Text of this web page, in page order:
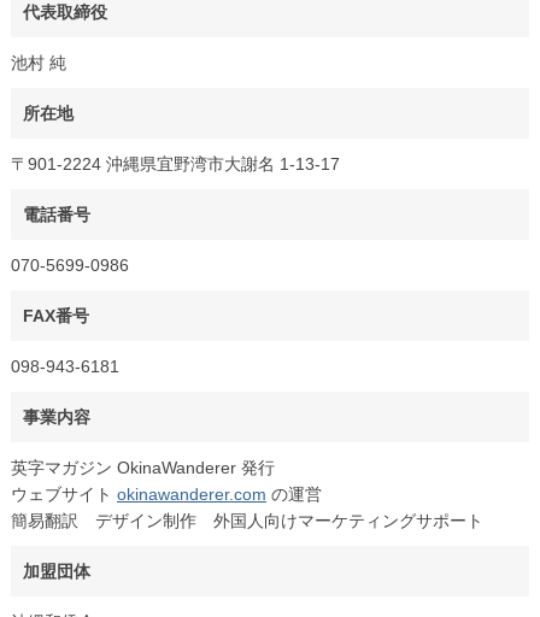
代表取締役
池村 純
所在地
〒901-2224 沖縄県宜野湾市大謝名 1-13-17
電話番号
070-5699-0986
FAX番号
098-943-6181
事業内容
英字マガジン OkinaWanderer 発行
ウェブサイト okinawanderer.com の運営
簡易翻訳 デザイン制作 外国人向けマーケティングサポート
加盟団体